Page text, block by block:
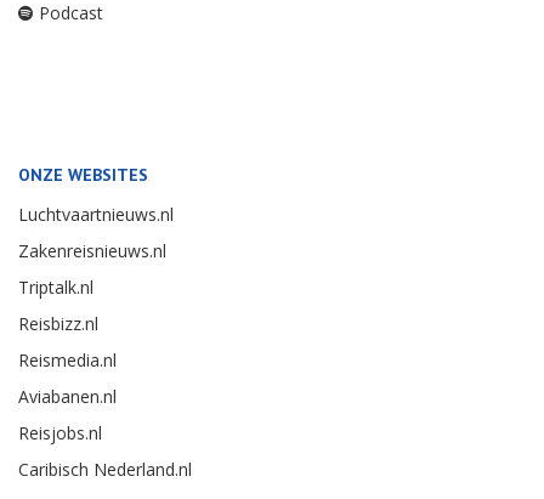
Podcast
ONZE WEBSITES
Luchtvaartnieuws.nl
Zakenreisnieuws.nl
Triptalk.nl
Reisbizz.nl
Reismedia.nl
Aviabanen.nl
Reisjobs.nl
Caribisch Nederland.nl